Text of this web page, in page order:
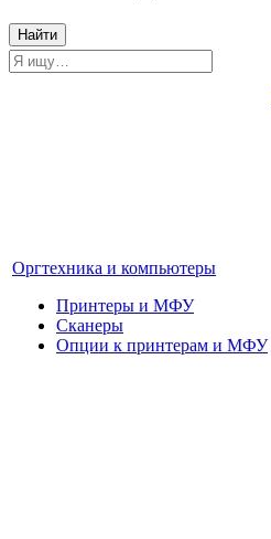
Найти
Оргтехника и компьютеры
Принтеры и МФУ
Сканеры
Опции к принтерам и МФУ